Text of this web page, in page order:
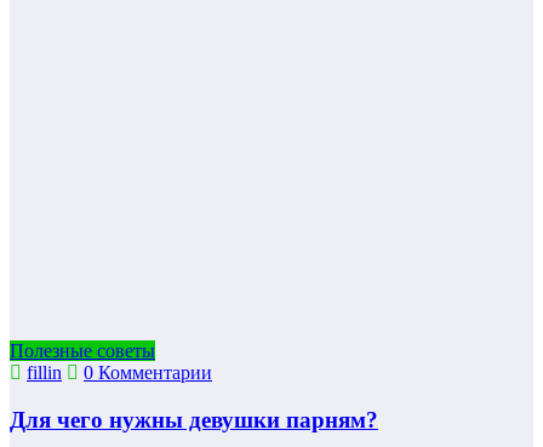
Полезные советы
fillin
0 Комментарии
Для чего нужны девушки парням?